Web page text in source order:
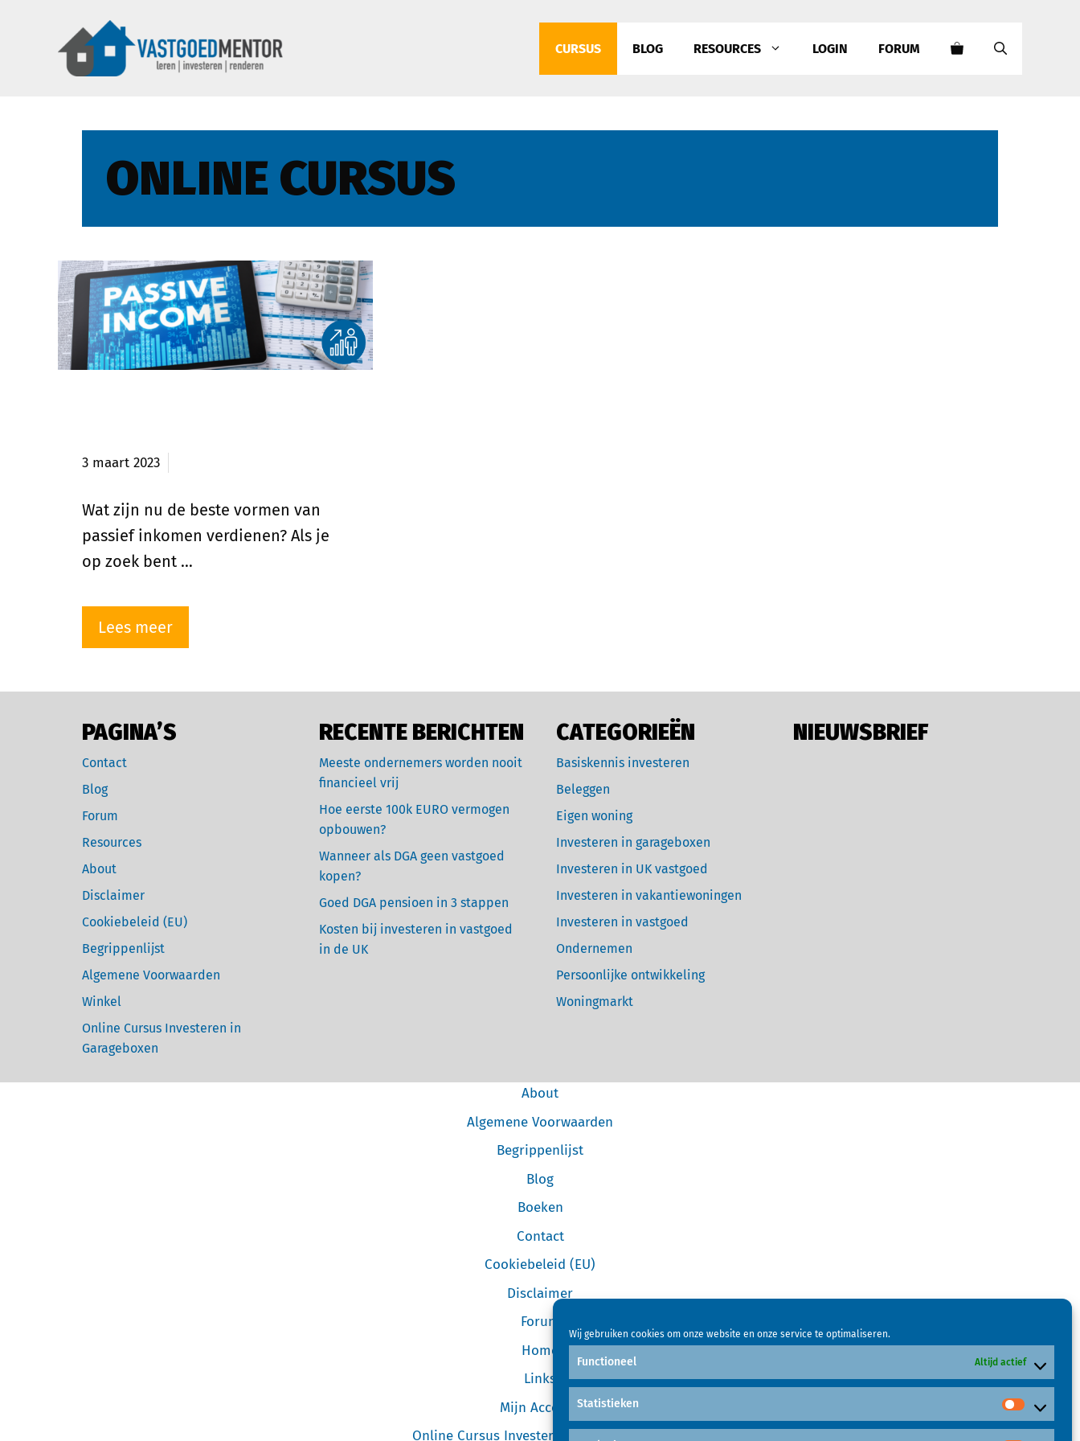
Wij gebruiken cookies om onze website en onze service te optimaliseren.
Functioneel Altijd actief
Statistieken
CURSUS BLOG RESOURCES LOGIN FORUM
ONLINE CURSUS
3 maart 2023
Wat zijn nu de beste vormen van
passief inkomen verdienen? Als je
op zoek bent …
Lees meer
PAGINA’S
Contact
Blog
Forum
Resources
About
Disclaimer
Cookiebeleid (EU)
Begrippenlijst
Algemene Voorwaarden
Winkel
Online Cursus Investeren in
Garageboxen
RECENTE BERICHTEN
Meeste ondernemers worden nooit
financieel vrij
Hoe eerste 100k EURO vermogen
opbouwen?
Wanneer als DGA geen vastgoed
kopen?
Goed DGA pensioen in 3 stappen
Kosten bij investeren in vastgoed
in de UK
CATEGORIEËN
Basiskennis investeren
Beleggen
Eigen woning
Investeren in garageboxen
Investeren in UK vastgoed
Investeren in vakantiewoningen
Investeren in vastgoed
Ondernemen
Persoonlijke ontwikkeling
Woningmarkt
NIEUWSBRIEF
About
Algemene Voorwaarden
Begrippenlijst
Blog
Boeken
Contact
Cookiebeleid (EU)
Disclaimer
Forum
Home
Links
Mijn Account
Online Cursus Investeren in Garageboxen